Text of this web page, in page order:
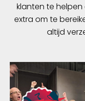
klanten te
extra om te
altijd